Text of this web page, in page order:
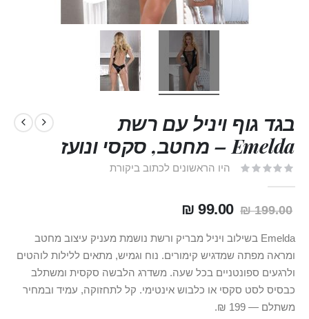
בגד גוף ויניל עם רשת
Emelda – מחטב, סקסי ונועז
היו הראשונים לכתוב ביקורת
199.00 ₪
99.00 ₪
Emelda בשילוב ויניל מבריק ורשת נושמת מעניק עיצוב מחטב
ומראה מפתה שמדגיש קימורים. נוח וגמיש, מתאים ללילות לוהטים
ולרגעים ספונטניים בכל שעה. משדרג הלבשה סקסית ומשתלב
כבסיס לסט סקסי או כלבוש אינטימי. קל לתחזוקה, עמיד ובמחיר
משתלם — 199 ₪.